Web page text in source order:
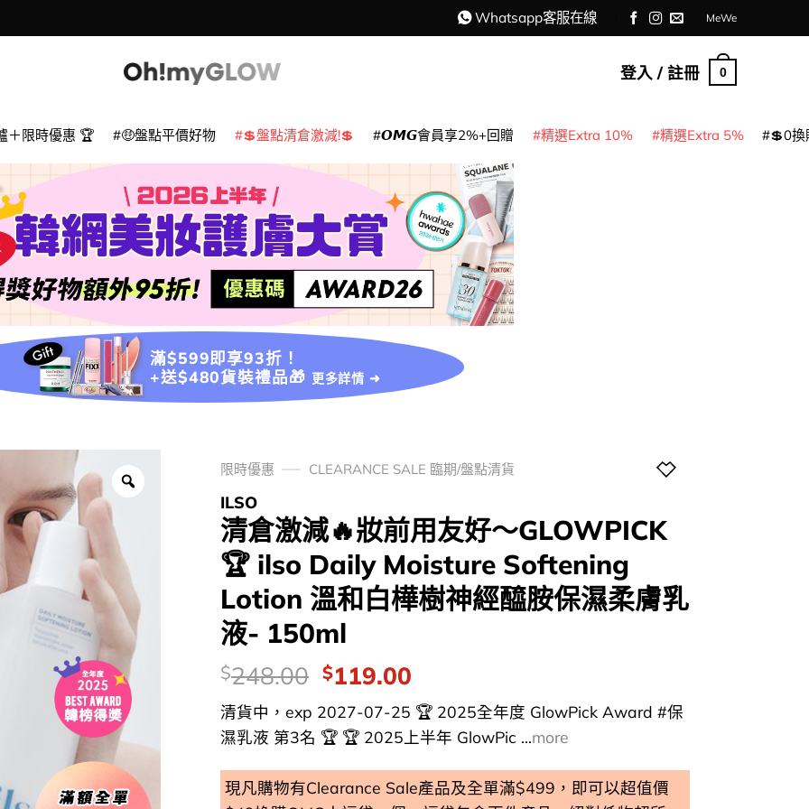
Whatsapp客服在線 MeWe
登入 / 註冊 0
＋限時優惠 🏆 🤑盤點平價好物 💲盤點清倉激減!💲 𝙊𝙈𝙂會員享2%+回贈 精選Extra 10% 精選Extra 5% 💲0換
滿$599即享93折！
+送$480貨裝禮品🎁 更多詳情 ➜
限時優惠 CLEARANCE SALE 臨期/盤點清貨
ILSO
清倉激減🔥妝前用友好～GLOWPICK
🏆 ilso Daily Moisture Softening
Lotion 溫和白樺樹神經醯胺保濕柔膚乳
液- 150ml
價
錢：
$248.00 Original
was:
$248.00.
$119.00Current
price
is:
$119.00.
清貨中，exp 2027-07-25 🏆 2025全年度 GlowPick Award #保
濕乳液 第3名 🏆 🏆 2025上半年 GlowPic ...more
現凡購物有Clearance Sale產品及全單滿$499，即可以超值價